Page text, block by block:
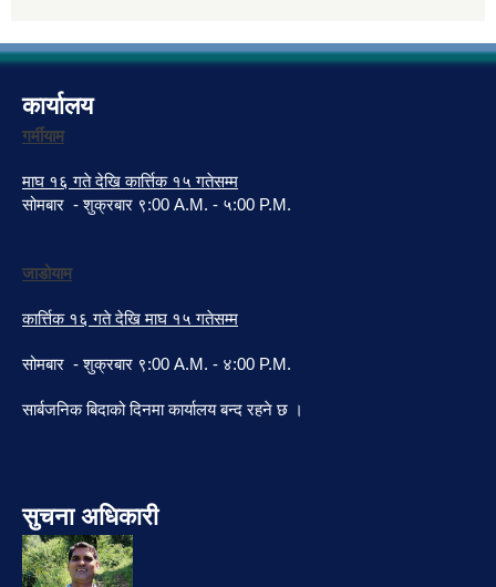
कार्यालय
गर्मीयाम
माघ १६ गते देखि कार्त्तिक १५ गतेसम्म
सोमबार - शुक्रबार ९:00 A.M. - ५:00 P.M.
जाडोयाम
कार्त्तिक १६ गते देखि माघ १५ गतेसम्म
सोमबार - शुक्रबार ९:00 A.M. - ४:00 P.M.
सार्बजनिक बिदाको दिनमा कार्यालय बन्द रहने छ ।
सुचना अधिकारी